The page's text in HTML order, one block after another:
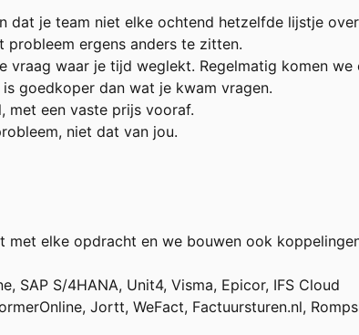
je team niet elke ochtend hetzelfde lijstje
ergens anders te zitten.
waar je tijd weglekt. Regelmatig komen
goedkoper dan wat je kwam vragen.
met een vaste prijs vooraf.
niet dat van jou.
elke opdracht en we bouwen ook
SAP S/4HANA, Unit4, Visma, Epicor, IFS Cloud
Jortt, WeFact, Factuursturen.nl,